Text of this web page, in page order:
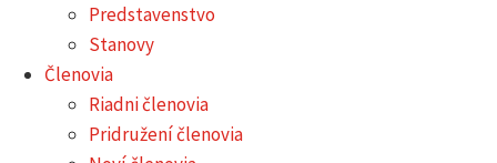
Predstavenstvo
Stanovy
Členovia
Riadni členovia
Pridružení členovia